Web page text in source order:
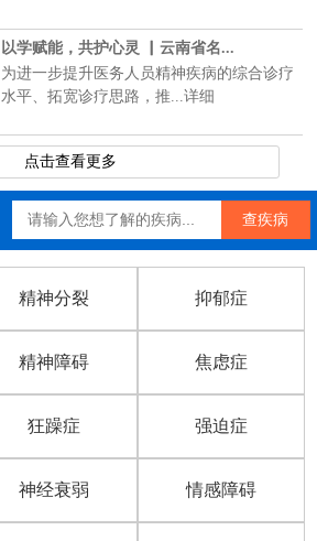
以学赋能，共护心灵 ▏云南省名...
为进一步提升医务人员精神疾病的综合诊疗
水平、拓宽诊疗思路，推...详细
点击查看更多
精神分裂 抑郁症
精神障碍 焦虑症
狂躁症 强迫症
神经衰弱 情感障碍